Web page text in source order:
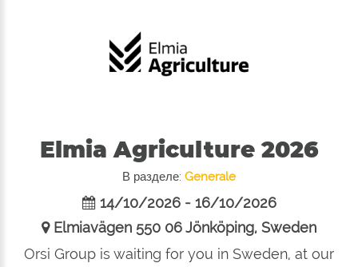
Elmia Agriculture 2026
В разделе: Generale
14/10/2026 - 16/10/2026
Elmiavägen 550 06 Jönköping, Sweden
Orsi Group is waiting for you in Sweden, at our